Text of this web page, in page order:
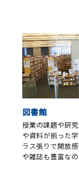
図書館
授業の課題や研
や資料が揃った
ラス張りで開放
や雑誌も豊富なの